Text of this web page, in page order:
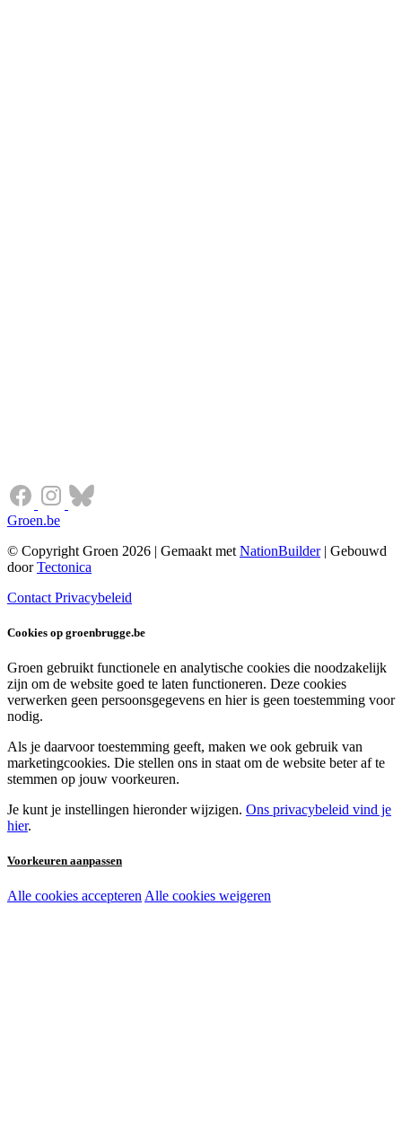
Groen.be
© Copyright Groen 2026 | Gemaakt met NationBuilder| Gebouwd
doorTectonica
Contact Privacybeleid
Cookies op groenbrugge.be
Groen gebruikt functionele en analytische cookies die noodzakelijk
zijn om de website goed te laten functioneren. Deze cookies
verwerken geen persoonsgegevens en hier is geen toestemming voor
nodig.
Als je daarvoor toestemming geeft, maken we ook gebruik van
marketingcookies. Die stellen ons in staat om de website beter af te
stemmen op jouw voorkeuren.
Je kunt je instellingen hieronder wijzigen. Ons privacybeleid vind je
hier.
Voorkeuren aanpassen
Noodzakelijke cookies:
Alle cookies accepteren Alle cookies weigeren